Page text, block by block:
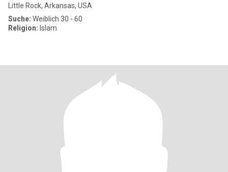
Little Rock, Arkansas, USA
Suche: Weiblich 30 - 60
Religion: Islam